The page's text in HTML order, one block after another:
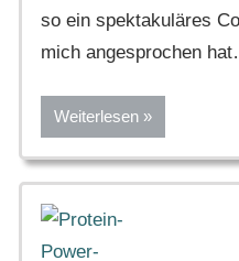
so ein spektakuläres
mich angesprochen
Weiterlesen